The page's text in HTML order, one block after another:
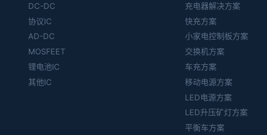
DC-DC
协议IC
AD-DC
MOSFEET
锂电池IC
其他IC
充电器解决方案
快充方案
小家电控制板方案
交换机方案
车充方案
移动电源方案
LED电源方案
LED升压矿灯方案
平衡车方案